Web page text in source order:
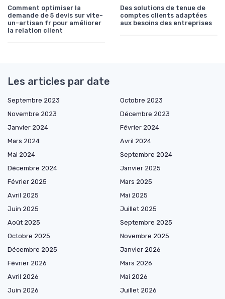
Comment optimiser la
demande de 5 devis sur vite-
un-artisan fr pour améliorer
la relation client
Des solutions de tenue de
comptes clients adaptées
aux besoins des entreprises
Les articles par date
Septembre 2023
Octobre 2023
Novembre 2023
Décembre 2023
Janvier 2024
Février 2024
Mars 2024
Avril 2024
Mai 2024
Septembre 2024
Décembre 2024
Janvier 2025
Février 2025
Mars 2025
Avril 2025
Mai 2025
Juin 2025
Juillet 2025
Août 2025
Septembre 2025
Octobre 2025
Novembre 2025
Décembre 2025
Janvier 2026
Février 2026
Mars 2026
Avril 2026
Mai 2026
Juin 2026
Juillet 2026